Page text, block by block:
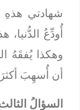
شهادتي هذهِ
أُودِّعُ
وهكذا يُفقَهُ
أن أُسهِبَ
السؤالُ